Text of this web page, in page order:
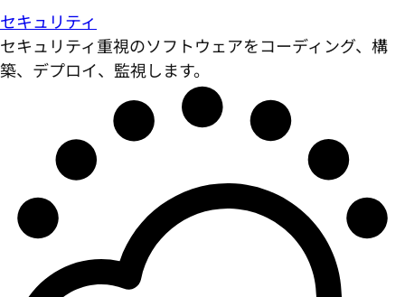
セキュリティ
セキュリティ重視のソフトウェアをコーディング、構
築、デプロイ、監視します。